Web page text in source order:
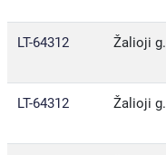
LT-64312 Žalioji g.
LT-64312 Žalioji g.